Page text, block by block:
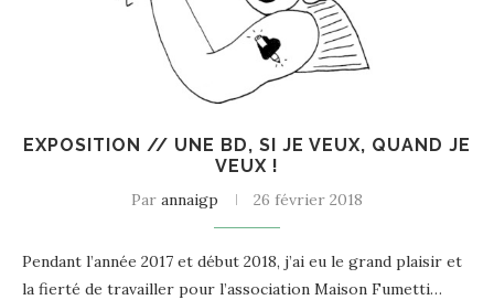
EXPOSITION // UNE BD, SI JE VEUX, QUAND JE
VEUX !
Par annaigp 26 février 2018
Pendant l’année 2017 et début 2018, j’ai eu le grand plaisir et
la fierté de travailler pour l’association Maison Fumetti…